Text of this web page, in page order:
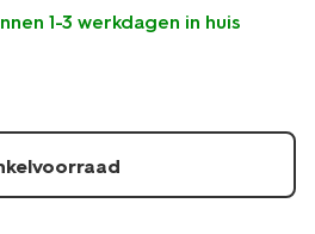
1-3 werkdagen in huis